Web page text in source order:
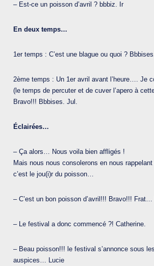
– Est-ce un poisson d’avril ? bbbiz. Ir
En deux temps…
1er temps : C’est une blague ou quoi ?
2ème temps : Un 1er avril avant l’heure…. Je
(le temps de percuter et de cuver l’apero à
Bravo!!! Bbbises. Jul.
Éclairées…
– Ça alors… Nous voila bien affligés !
Mais nous nous consolerons en nous
c’est le jou(i)r du poisson…
– C’est un bon poisson d’avril!!! Bravo!!!
– Le festival a donc commencé ?! Catherine.
– Beau poisson!!! le festival s’annonce sous
auspices… Lucie